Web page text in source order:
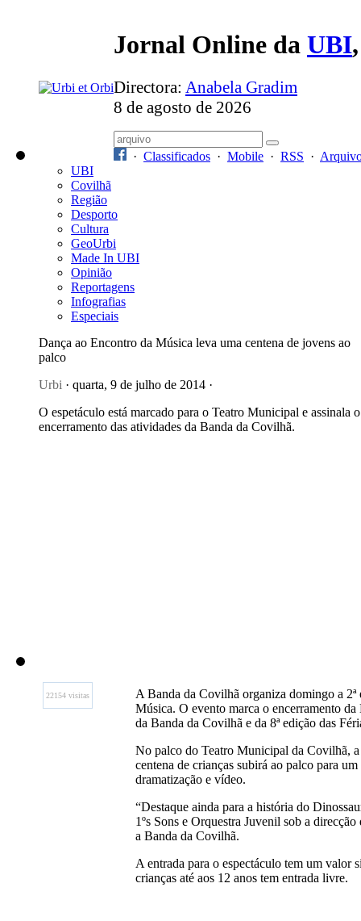
Jornal Online da UBI
Directora: Anabela Gradim
8 de agosto de 2026
· Classificados · Mobile · RSS ·
UBI
Covilhã
Região
Desporto
Cultura
GeoUrbi
Made In UBI
Opinião
Reportagens
Infografias
Especiais
Dança ao Encontro da Música leva uma centena de jovens ao
palco
Urbi · quarta, 9 de julho de 2014 ·
O espetáculo está marcado para o Teatro Municipal e assinala o
encerramento das atividades da Banda da Covilhã.
22154 visitas
A Banda da Covilhã organiza domingo a
Música. O evento marca o encerramento
da Banda da Covilhã e da 8ª edição das
No palco do Teatro Municipal da Covilhã,
centena de crianças subirá ao palco para
dramatização e vídeo.
“Destaque ainda para a história do
1ºs Sons e Orquestra Juvenil sob a
a Banda da Covilhã.
A entrada para o espectáculo tem um valor
crianças até aos 12 anos tem entrada livre.